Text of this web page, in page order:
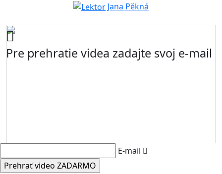
Jana Pěkná
Pre prehratie videa zadajte svoj e-mail
E-mail